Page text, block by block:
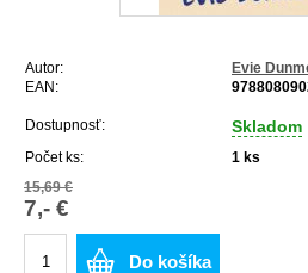
Autor:
Evie
EAN:
Dostupnosť: Skladom
Počet ks: 1 ks
15,69 €
7,- €
Do košíka